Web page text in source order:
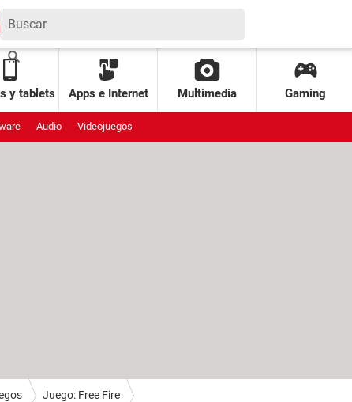
y tablets Apps e Internet Multimedia Gaming
Audio Videojuegos
Juego: Free Fire